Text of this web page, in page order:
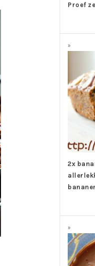
Proef
2x